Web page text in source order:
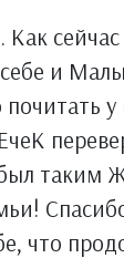
и
был
что